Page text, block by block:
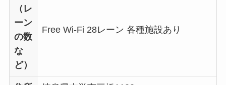
（レ
ーン
の数
な
ど）
Free Wi-Fi 28レーン 各種施設あり